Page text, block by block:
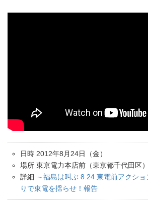
日時 2012年8月24日（金）
場所 東京電力本店前（東京都千代田区）
詳細 ～福島は叫ぶ 8.24 東電前アク
りで東電を揺らせ！報告